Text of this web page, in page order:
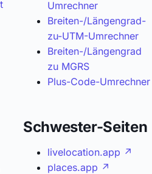
Umrechner
Breiten-/Längengrad-
zu-UTM-Umrechner
Breiten-/Längengrad
zu MGRS
Plus-Code-Umrechner
Schwester-Seiten
livelocation.app ↗
places.app ↗